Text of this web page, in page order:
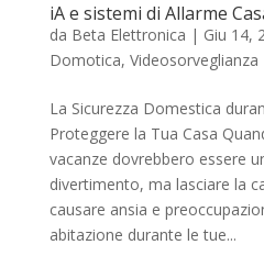
iA e sistemi di Allarme
da Beta Elettronica | Giu 14,
Domotica, Videosorveglianza
La Sicurezza Domestica
Proteggere la Tua Casa
vacanze dovrebbero essere
divertimento, ma lasciare la
causare ansia e
abitazione durante le tue...